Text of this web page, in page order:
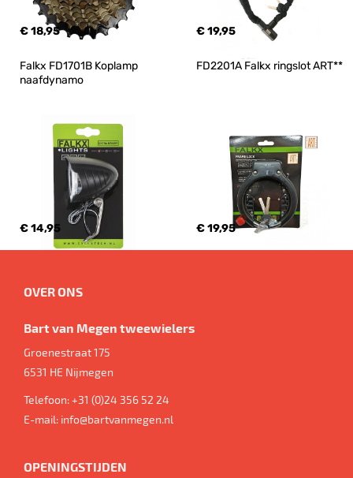
€ 18,95 € 19,95
Falkx FD1701B Koplamp
naafdynamo
€ 14,95
FD2201A Falkx ringslot ART**
€ 19,95
OVER ONS
Bart van Megen tweewielers
Groenestraat 175
6531 HE Nijmegen
Telefoon:+31 (0)24 356 52 24
E-mail: info@bartvanmegen.nl
OPENINGSTIJDEN